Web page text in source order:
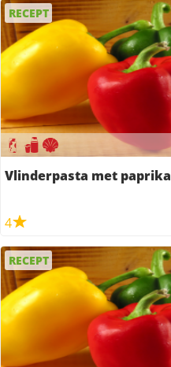
RECEPT
Vlinderpasta met paprika
4
RECEPT